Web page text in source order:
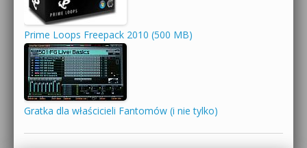
Prime Loops Freepack 2010 (500 MB)
Gratka dla właścicieli Fantomów (i nie tylko)